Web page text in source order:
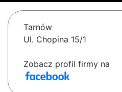
Tarnów
Ul. Chopina 15/1
Zobacz profil firmy na